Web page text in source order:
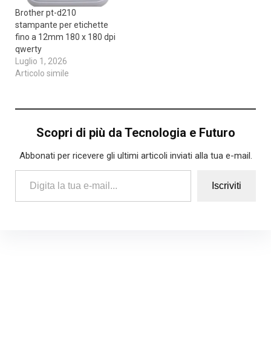
Brother pt-d210
stampante per etichette
fino a 12mm 180 x 180 dpi
qwerty
Luglio 1, 2026
Articolo simile
Scopri di più da Tecnologia e Futuro
Abbonati per ricevere gli ultimi articoli inviati alla tua e-mail.
Digita la tua e-mail...
Iscriviti